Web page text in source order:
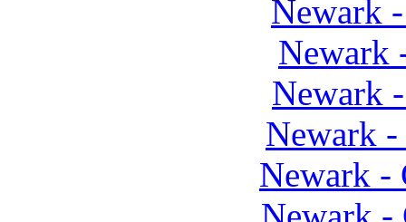
Newark
Newark
Newark
Newark
Newark -